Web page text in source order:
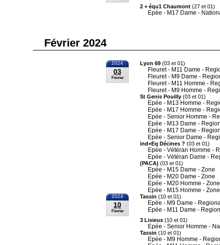
2 + équ1 Chaumont (27 et 01)
Epée - M17 Dame -
Février 2024
2024
03
Février
Lyon 69 (03 et 01)
Fleuret - M11 Dame -
Fleuret - M9 Dame -
Fleuret - M11 Homme -
Fleuret - M9 Homme -
St Genis Pouilly (03 et 01)
Epée - M13 Homme -
Epée - M17 Homme -
Epée - Senior Homme -
Epée - M13 Dame -
Epée - M17 Dame -
Epée - Senior Dame -
ind+Eq Décines ? (03 et 01)
Epée - Vétéran Homme -
Epée - Vétéran Dame -
(PACA) (03 et 01)
Epée - M15 Dame - Zone
Epée - M20 Dame - Zone
Epée - M20 Homme - Zone
Epée - M15 Homme - Zone
2024
10
Février
Tassin (10 et 01)
Epée - M9 Dame -
Epée - M11 Dame -
3 Lisieux (10 et 01)
Epée - Senior Homme -
Tassin (10 et 01)
Epée - M9 Homme -